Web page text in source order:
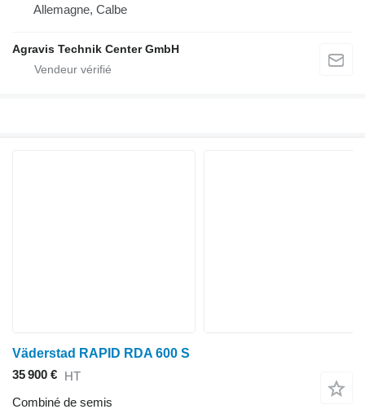
Allemagne, Calbe
Agravis Technik Center GmbH
Väderstad RAPID RDA 600 S
35 900 € HT
Combiné de semis